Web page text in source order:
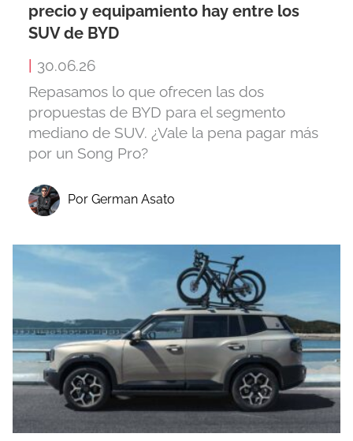
precio y equipamiento hay entre los
SUV de BYD
| 30.06.26
Repasamos lo que ofrecen las dos
propuestas de BYD para el segmento
mediano de SUV. ¿Vale la pena pagar más
por un Song Pro?
Por German Asato